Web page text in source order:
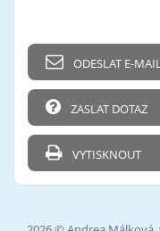
ODESLAT E-
ZASLAT DOTAZ
VYTISKNOUT